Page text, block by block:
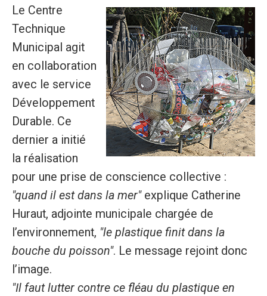
Le Centre
Technique
Municipal agit
en collaboration
avec le service
Développement
Durable. Ce
dernier a initié
la réalisation
pour une prise de conscience collective :
"quand il est dans la mer" explique Catherine
Huraut, adjointe municipale chargée de
l’environnement, "le plastique finit dans la
bouche du poisson". Le message rejoint donc
l’image.
"Il faut lutter contre ce fléau du plastique en